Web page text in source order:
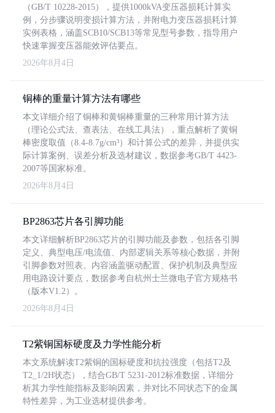
（GB/T 10228-2015），提供1000kVA变压器损耗计算实
例，分步骤说明变损计算方法，并附电力变压器损耗计算
实例表格，涵盖SCB10/SCB13等常见型号参数，指导用户
快速掌握变压器能效评估要点。
2026年8月4日
铜棒的重量计算方法有哪些
本文详细介绍了铜棒和黄铜棒重量的三种常用计算方法
（理论公式法、查表法、在线工具法），重点解析了黄铜
棒密度取值（8.4-8.7g/cm³）和计算公式的差异，并提供实
际计算案例、误差分析及选材建议，数据参考GB/T 4423-
2007等国家标准。
2026年8月4日
BP2863芯片各引脚功能
本文详细解析BP2863芯片的引脚功能及参数，包括各引脚
定义、典型电压/电流值、内部逻辑关系等核心数据，并附
引脚参数对照表。内容涵盖驱动配置、保护机制及典型应
用电路设计要点，数据参考自杭州士兰微电子官方规格书
（版本V1.2）。
2026年8月4日
T2紫铜国标硬度及力学性能分析
本文系统解读T2紫铜的国标硬度和抗拉强度（包括T2及
T2_1/2H状态），结合GB/T 5231-2012标准数据，详细分
析其力学性能指标及影响因素，并对比不同状态下的金属
特性差异，为工业选材提供参考。